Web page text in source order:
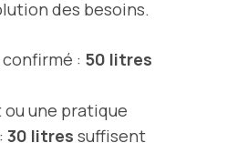
des besoins.
: 50 litres
une pratique
30 litres suffisent